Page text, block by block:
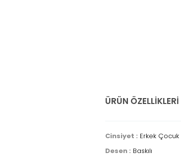
ÜRÜN ÖZELLIKLERI
Cinsiyet : Erkek Çocuk
Desen : Baskılı